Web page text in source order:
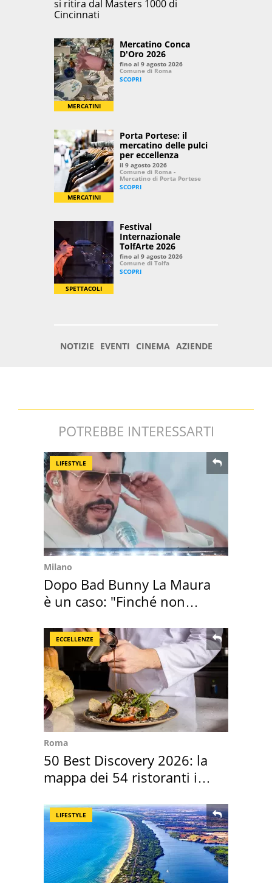
POTREBBE INTERESSARTI
LIFESTYLE
Milano
Dopo Bad Bunny La Maura
è un caso: "Finché non
ECCELLENZE
Roma
50 Best Discovery 2026: la
mappa dei 54 ristoranti in
LIFESTYLE